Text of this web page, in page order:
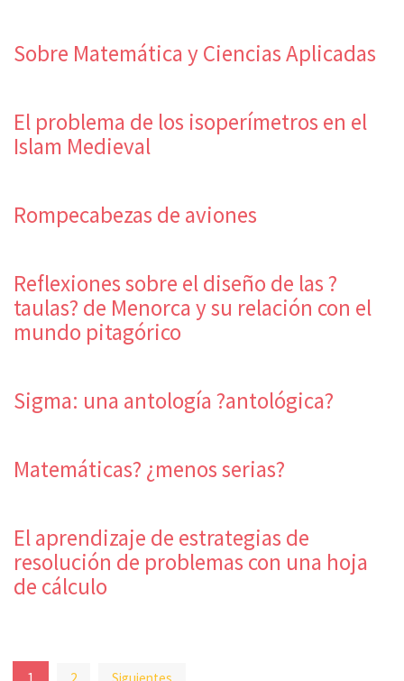
Sobre Matemática y Ciencias Aplicadas
El problema de los isoperímetros en el
Islam Medieval
Rompecabezas de aviones
Reflexiones sobre el diseño de las ?
taulas? de Menorca y su relación con el
mundo pitagórico
Sigma: una antología ?antológica?
Matemáticas? ¿menos serias?
El aprendizaje de estrategias de
resolución de problemas con una hoja
de cálculo
Paginación
1